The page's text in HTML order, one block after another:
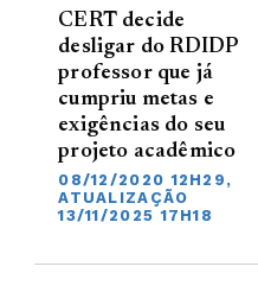
CERT decide
desligar do RDIDP
professor que já
cumpriu metas e
exigências do seu
projeto acadêmico
08/12/2020 12H29,
ATUALIZAÇÃO
13/11/2025 17H18